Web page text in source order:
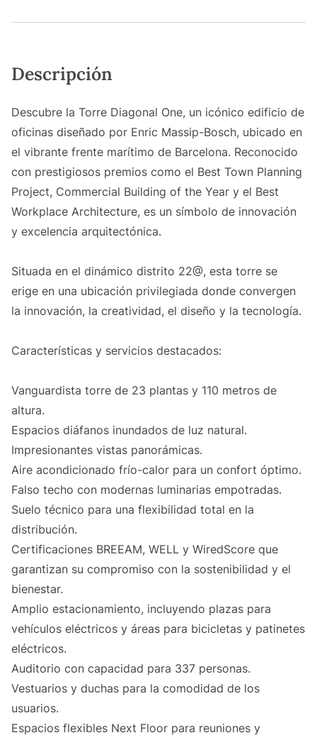
Descripción
Descubre la Torre Diagonal One, un icónico edificio de
oficinas diseñado por Enric Massip-Bosch, ubicado en
el vibrante frente marítimo de Barcelona. Reconocido
con prestigiosos premios como el Best Town Planning
Project, Commercial Building of the Year y el Best
Workplace Architecture, es un símbolo de innovación
y excelencia arquitectónica.
Situada en el dinámico distrito 22@, esta torre se
erige en una ubicación privilegiada donde convergen
la innovación, la creatividad, el diseño y la tecnología.
Características y servicios destacados:
Vanguardista torre de 23 plantas y 110 metros de
altura.
Espacios diáfanos inundados de luz natural.
Impresionantes vistas panorámicas.
Aire acondicionado frío-calor para un confort óptimo.
Falso techo con modernas luminarias empotradas.
Suelo técnico para una flexibilidad total en la
distribución.
Certificaciones BREEAM, WELL y WiredScore que
garantizan su compromiso con la sostenibilidad y el
bienestar.
Amplio estacionamiento, incluyendo plazas para
vehículos eléctricos y áreas para bicicletas y patinetes
eléctricos.
Auditorio con capacidad para 337 personas.
Vestuarios y duchas para la comodidad de los
usuarios.
Espacios flexibles Next Floor para reuniones y